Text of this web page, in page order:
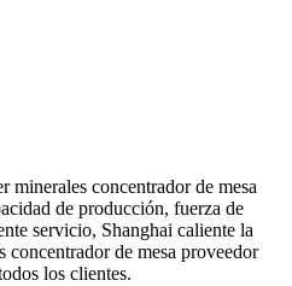
minerales concentrador de mesa
de producción, fuerza de
servicio, Shanghai caliente la
concentrador de mesa proveedor
los clientes.